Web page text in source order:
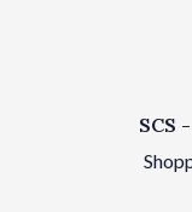
SCS